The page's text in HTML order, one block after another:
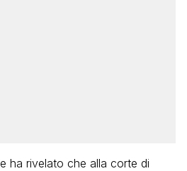
ha rivelato che alla corte di